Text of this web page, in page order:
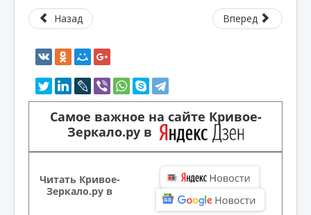
Назад Вперед
Самое важное на сайте Кривое-
Зеркало.ру в
Читать Кривое-
Зеркало.ру в